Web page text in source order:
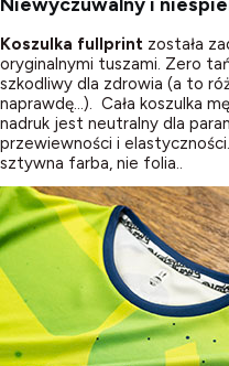
Koszulka fullprint została
oryginalnymi tuszami. Zero
szkodliwy dla zdrowia (a to
naprawdę…). Cała koszulka
nadruk jest neutralny dla
przewiewności i
sztywna farba, nie folia..